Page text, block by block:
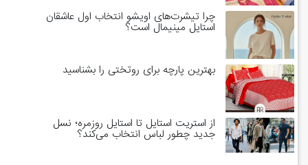
چرا تیشرت‌های اویشو انتخاب اول عاشقان
استایل مینیمال است؟
بهترین پارچه برای روتختی را بشناسید
از استریت استایل تا استایل روزمره؛ نسل
جدید چطور لباس انتخاب می‌کند؟